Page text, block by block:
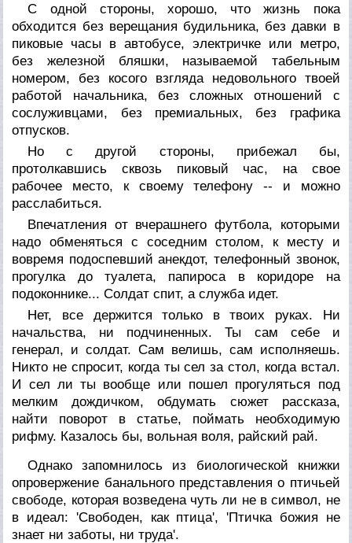
С одной стороны, хорошо, что жизнь пока
обходится без верещания будильника, без давки в
пиковые часы в автобусе, электричке или метро,
без железной бляшки, называемой табельным
номером, без косого взгляда недовольного твоей
работой начальника, без сложных отношений с
сослуживцами, без премиальных, без графика
отпусков.
Но с другой стороны, прибежал бы,
протолкавшись сквозь пиковый час, на свое
рабочее место, к своему телефону -- и можно
расслабиться.
Впечатления от вчерашнего футбола, которыми
надо обменяться с соседним столом, к месту и
вовремя подоспевший анекдот, телефонный звонок,
прогулка до туалета, папироса в коридоре на
подоконнике... Солдат спит, а служба идет.
Нет, все держится только в твоих руках. Ни
начальства, ни подчиненных. Ты сам себе и
генерал, и солдат. Сам велишь, сам исполняешь.
Никто не спросит, когда ты сел за стол, когда встал.
И сел ли ты вообще или пошел прогуляться под
мелким дождичком, обдумать сюжет рассказа,
найти поворот в статье, поймать необходимую
рифму. Казалось бы, вольная воля, райский рай.
Однако запомнилось из биологической книжки
опровержение банального представления о птичьей
свободе, которая возведена чуть ли не в символ, не
в идеал: 'Свободен, как птица', 'Птичка божия не
знает ни заботы, ни труда'.